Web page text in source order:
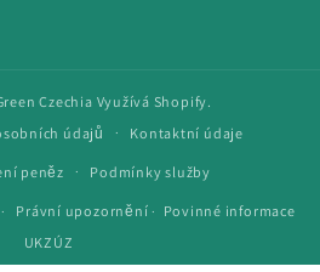
Czechia Využívá Shopify.
údajů
Kontaktní údaje
peněz Podmínky služby
Právní upozornění ·
Povinné informace
UKZÚZ